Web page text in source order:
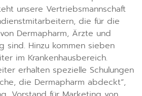
unsere Vertriebsmannschaft
die für die
Dermapharm, Ärzte und
sind. Hinzu kommen sieben
im Krankenhausbereich.
erhalten spezielle Schulungen
die Dermapharm abdeckt“,